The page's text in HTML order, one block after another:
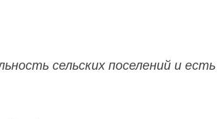
сельских поселений и есть